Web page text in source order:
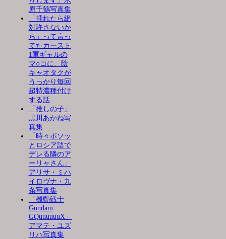
原千鶴写真集
「挿れたら絶
対許さないか
ら」って言っ
てたカースト
1軍ギャルの
マ○コに、陰
キャオタクが
うっかり毎回
超特濃種付け
する話
「推しの子」
黒川あかね写
真集
「時々ボソッ
とロシア語で
デレる隣のア
ーリャさん」
アリサ・ミハ
イロヴナ・九
条写真集
「機動戦士
Gundam
GQuuuuuuX」
アマテ・ユズ
リハ写真集